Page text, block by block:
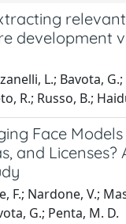
development
L.; Bavota,
R.; Russo, B.;
Face
and Licenses?
F.; Nardone, V.;
G.; Penta, M. D.